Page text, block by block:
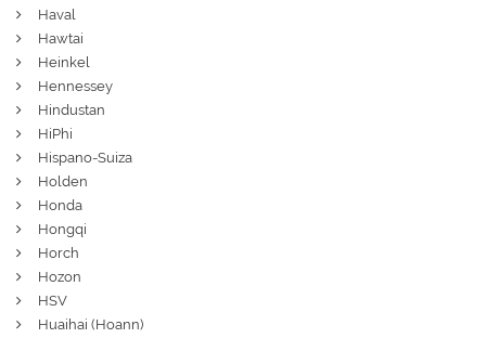
Haval
Hawtai
Heinkel
Hennessey
Hindustan
HiPhi
Hispano-Suiza
Holden
Honda
Hongqi
Horch
Hozon
HSV
Huaihai (Hoann)